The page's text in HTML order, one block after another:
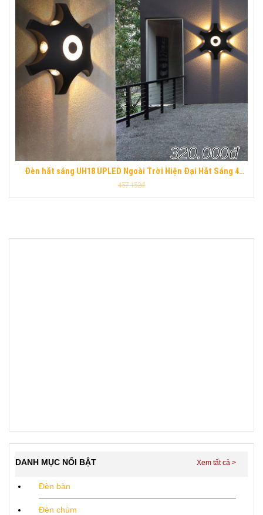
Đèn hắt sáng UH18 UPLED Ngoài Trời Hiện Đại Hắt Sáng 4
Hướng Hợp Kim Nhôm Chống Nước UPLED
320.000đ
457.152đ
DANH MỤC NỔI BẬT
Đèn bàn
Đèn chùm